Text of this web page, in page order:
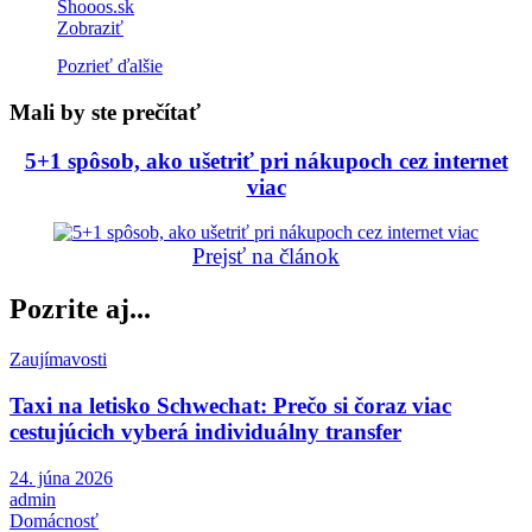
Shooos.sk
Zobraziť
Pozrieť ďalšie
Mali by ste prečítať
5+1 spôsob, ako ušetriť pri nákupoch cez internet
viac
Prejsť na článok
Pozrite aj...
Zaujímavosti
Taxi na letisko Schwechat: Prečo si čoraz viac
cestujúcich vyberá individuálny transfer
24. júna 2026
admin
Domácnosť